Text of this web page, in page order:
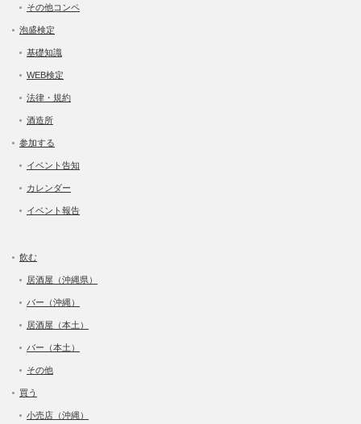
その他コンペ
泡盛検定
基礎知識
WEB検定
法律・規約
酒造所
参加する
イベント告知
カレンダー
イベント報告
飲む
居酒屋（沖縄県）
バー（沖縄）
居酒屋（本土）
バー（本土）
その他
買う
小売店（沖縄）